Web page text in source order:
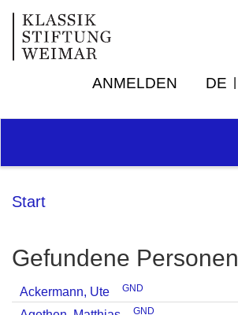
ANMELDEN DE
Start
Gefundene Personen
Ackermann, Ute GND
GND